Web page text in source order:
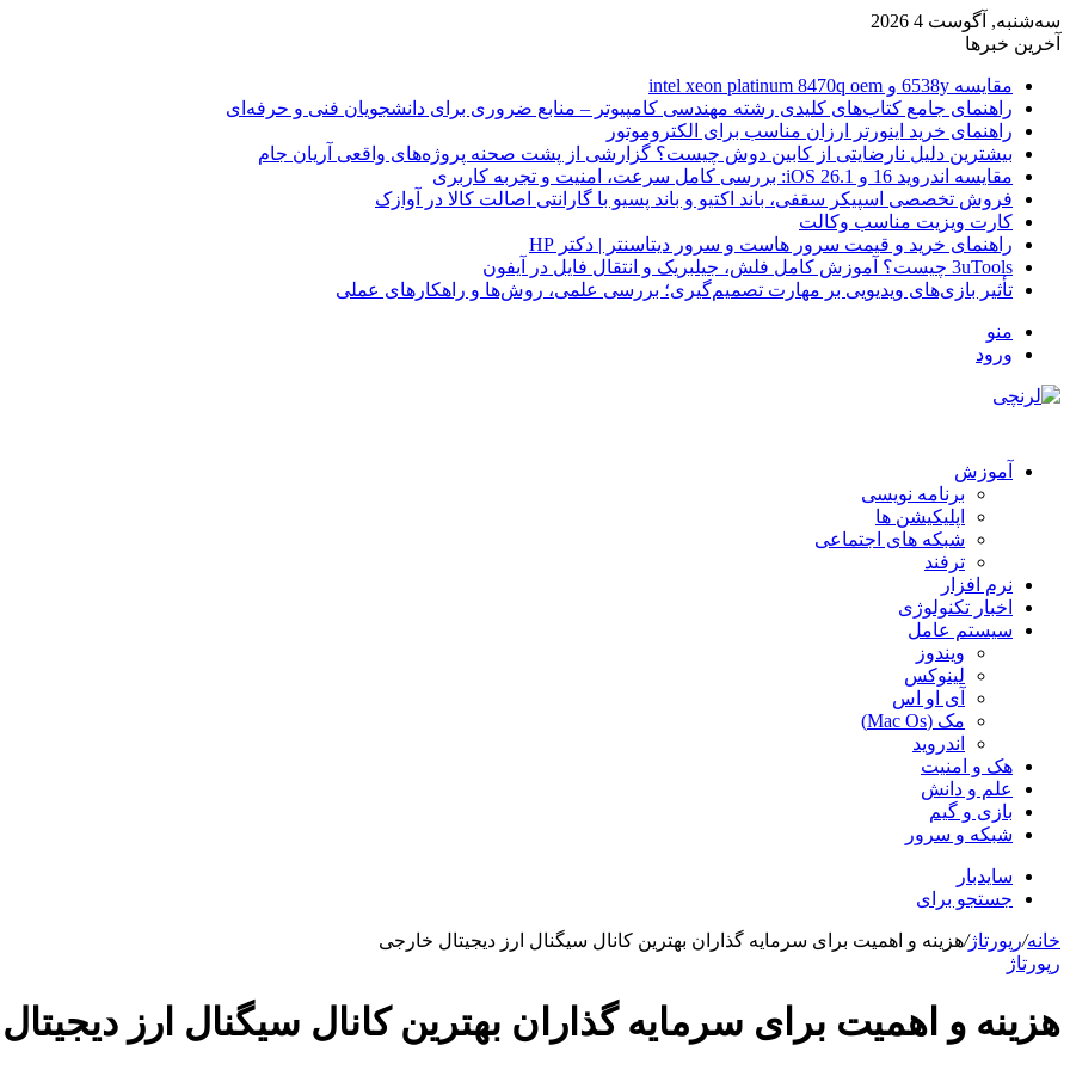
سه‌شنبه, آگوست 4 2026
آخرین خبرها
مقایسه 6538y و intel xeon platinum 8470q oem
راهنمای جامع کتاب‌های کلیدی رشته مهندسی کامپیوتر – منابع ضروری برای دانشجویان فنی و حرفه‌ای
راهنمای خرید اینورتر ارزان مناسب برای الکتروموتور
بیشترین دلیل نارضایتی از کابین دوش چیست؟ گزارشی از پشت صحنه پروژه‌های واقعی آریان جام
مقایسه اندروید 16 و iOS 26.1: بررسی کامل سرعت، امنیت و تجربه کاربری
فروش تخصصی اسپیکر سقفی، باند اکتیو و باند پسیو با گارانتی اصالت کالا در آوازک
کارت ویزیت مناسب وکالت
راهنمای خرید و قیمت سرور هاست و سرور دیتاسنتر | دکتر HP
3uTools چیست؟ آموزش کامل فلش، جیلبریک و انتقال فایل در آیفون
تأثیر بازی‌های ویدیویی بر مهارت تصمیم‌گیری؛ بررسی علمی، روش‌ها و راهکارهای عملی
منو
ورود
آموزش
برنامه نویسی
اپلیکیشن ها
شبکه های اجتماعی
ترفند
نرم افزار
اخبار تکنولوژی
سیستم عامل
ویندوز
لینوکس
آی او اس
مک (Mac Os)
اندروید
هک و امنیت
علم و دانش
بازی و گیم
شبکه و سرور
سایدبار
جستجو برای
خانه/رپورتاژ/هزینه و اهمیت برای سرمایه گذاران بهترین کانال سیگنال ارز دیجیتال خارجی
رپورتاژ
هزینه و اهمیت برای سرمایه گذاران بهترین کانال سیگنال ارز